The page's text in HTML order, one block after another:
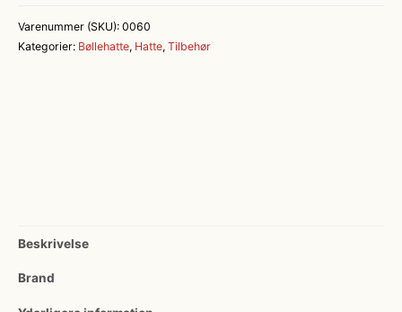
Varenummer (SKU): 0060
Kategorier: Bøllehatte, Hatte, Tilbehør
Beskrivelse
Brand